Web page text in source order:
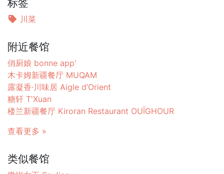
标签
川菜
附近餐馆
俏厨娘 bonne app'
木卡姆新疆餐厅 MUQAM
露凝香·川味居 Aigle d’Orient
糖轩 T'Xuan
楼兰新疆餐厅 Kiroran Restaurant OUÏGHOUR
查看更多 »
类似餐馆